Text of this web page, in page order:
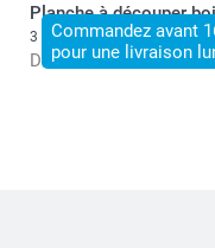
Commandez avant
pour une livraison
Planche à découper
3 variantes
Dès 34,95